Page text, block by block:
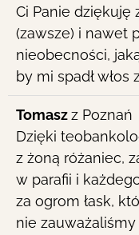
Ci Panie dziękuję
(zawsze) i nawet
nieobecności,
by mi spadł włos
Tomaszz Poznań
Dzięki
z żoną różaniec,
w parafii i
za ogrom łask,
nie